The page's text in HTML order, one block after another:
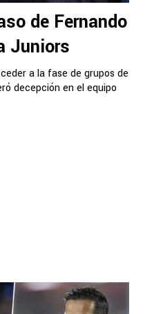
de Fernando
Juniors
a la fase de grupos de
decepción en el equipo